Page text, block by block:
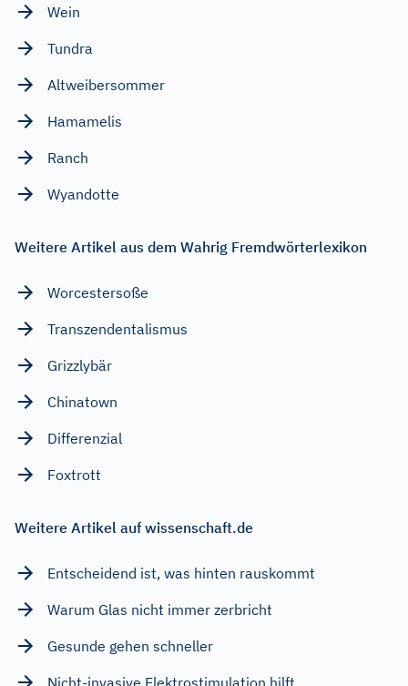
Wein
Tundra
Altweibersommer
Hamamelis
Ranch
Wyandotte
Weitere Artikel aus dem Wahrig Fremdwörterlexikon
Worcestersoße
Transzendentalismus
Grizzlybär
Chinatown
Differenzial
Foxtrott
Weitere Artikel auf wissenschaft.de
Entscheidend ist, was hinten rauskommt
Warum Glas nicht immer zerbricht
Gesunde gehen schneller
Nicht-invasive Elektrostimulation hilft